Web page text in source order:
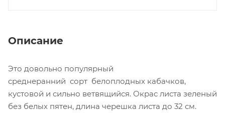
Описание
Это довольно популярный
среднеранний сорт белоплодных кабачков,
кустовой и сильно ветвящийся. Окрас листа зеленый
без белых пятен, длина черешка листа до 32 см.